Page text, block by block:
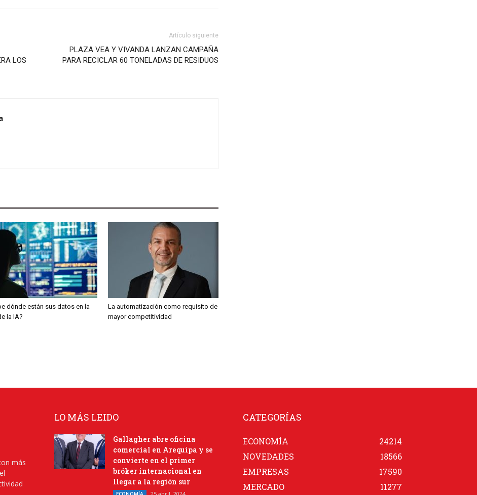
LOS
Artículo siguiente
PLAZA VEA Y VIVANDA LANZAN CAMPAÑA
PARA RECICLAR 60 TONELADAS DE RESIDUOS
dónde están sus datos en la
la IA?
La automatización como requisito de
mayor competitividad
más
LO MÁS LEIDO
Gallagher abre oficina
comercial en Arequipa y se
convierte en el primer
bróker internacional en
llegar a la región sur
CATEGORÍAS
ECONOMÍA
24214
NOVEDADES
18566
EMPRESAS
17590
MERCADO
11277